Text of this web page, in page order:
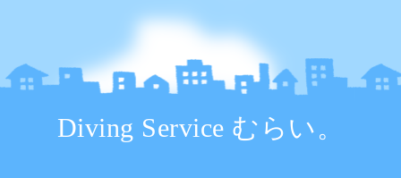
Diving Service むらい。